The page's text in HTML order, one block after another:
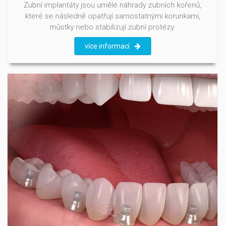
Zubní implantáty jsou umělé náhrady zubních kořenů,
které se následně opatřují samostatnými korunkami,
můstky nebo stabilizují zubní protézy.
více informací